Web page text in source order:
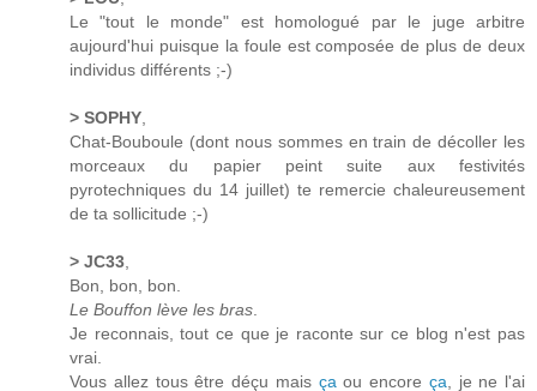
Le "tout le monde" est homologué par le juge arbitre
aujourd'hui puisque la foule est composée de plus de deux
individus différents ;-)
> SOPHY
Chat-Bouboule (dont nous sommes en train de décoller les
morceaux du papier peint suite aux festivités
pyrotechniques du 14 juillet) te remercie chaleureusement
de ta sollicitude ;-)
> JC33
Bon, bon, bon.
Le Bouffon lève les bras
Je reconnais, tout ce que je raconte sur ce blog n'est pas
vrai.
Vous allez tous être déçu mais ça ou encore ça , je ne l'ai